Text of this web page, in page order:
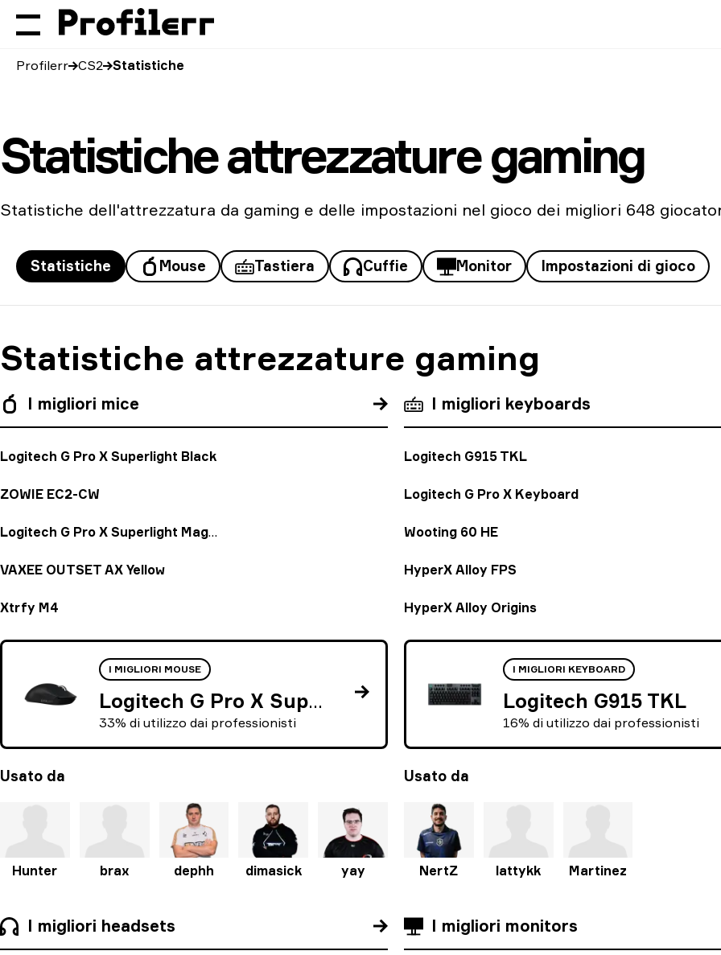
Profilerr CS2 Statistiche
Statistiche attrezzature gaming
Statistiche dell'attrezzatura da gaming e delle impostazioni nel gioco dei migliori 648
Statistiche Mouse Tastiera Cuffie Monitor Impostazioni di gioco
Statistiche attrezzature gaming
I migliori mice
Logitech G Pro X Superlight Black
ZOWIE EC2-CW
Logitech G Pro X Superlight Magenta
VAXEE OUTSET AX Yellow
Xtrfy M4
I MIGLIORI MOUSE
Logitech G Pro X Superlight Black
33% di utilizzo dai professionisti
Usato da
Hunter brax dephh dimasick yay
I migliori keyboards
Logitech G915 TKL
Logitech G Pro X Keyboard
Wooting 60 HE
HyperX Alloy FPS
HyperX Alloy Origins
I MIGLIORI KEYBOARD
Logitech G915 TKL
16% di utilizzo dai professionisti
Usato da
NertZ lattykk Martinez
I migliori headsets I migliori monitors